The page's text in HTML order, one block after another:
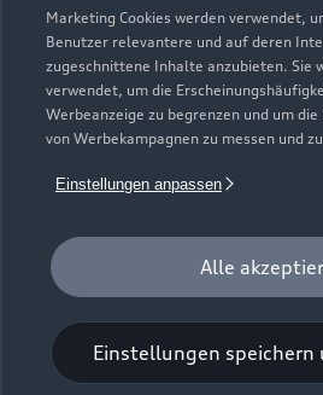
Marketing Cookies werden verwendet,
Benutzer relevantere und auf deren
zugeschnittene Inhalte anzubieten. Sie
verwendet, um die
Werbeanzeige zu begrenzen und um
von Werbekampagnen zu messen und
Einstellungen anpassen
Alle
Einstellungen
Geschäftskunden
Audi digital services
myAudi
Audi Code
Häufige Fragen (FAQ)
Audi Online Beratung
Online-Terminvereinbarung
Servicekontakt
Bordbuch &
Verträge kündigen
Unternehmen
Karriere
Investor Relations
Audi erleben
© 2026 AUDI AG. Alle Rechte
Impressum Rechtliches
Cookie-Richtlinie
Digital Services Act
EU Data Act